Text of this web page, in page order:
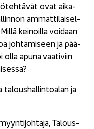
ovat ai­ka­
am­mat­ti­lai­sel­
kei­noil­la voi­daan
joh­ta­mi­seen ja pää­
apuna vaa­ti­viin
ta­lous­hal­lin­toa­lan ja
Ta­lous­